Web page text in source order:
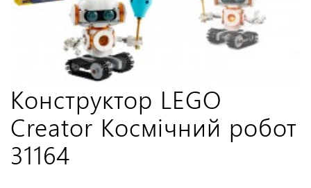
Конструктор LEGO
Creator Космічний робот
31164